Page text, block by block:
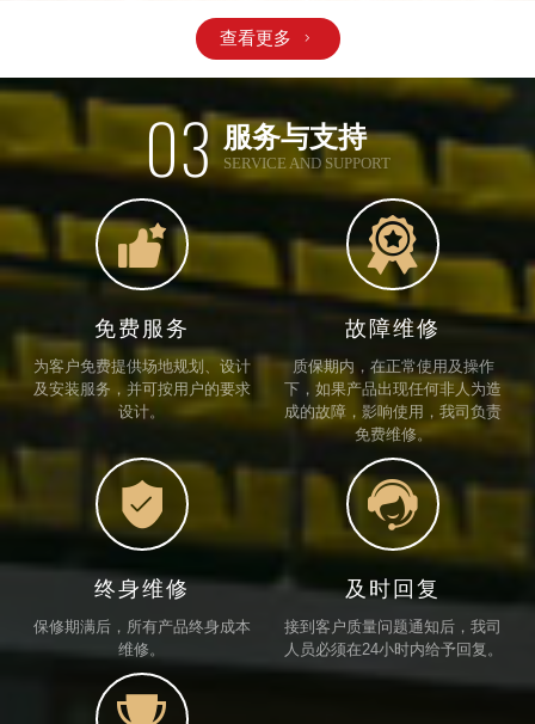
查看更多 
03 服务与支持
SERVICE AND SUPPORT

免费服务
为客户免费提供场地规划、设计
及安装服务，并可按用户的要求
设计。

故障维修
质保期内，在正常使用及操作
下，如果产品出现任何非人为造
成的故障，影响使用，我司负责
免费维修。

终身维修
保修期满后，所有产品终身成本
维修。

及时回复
接到客户质量问题通知后，我司
人员必须在24小时内给予回复。